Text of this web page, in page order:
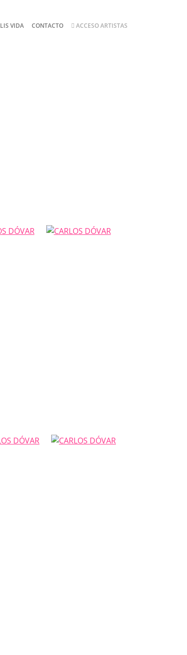
LIS VIDA CONTACTO ACCESO ARTISTAS